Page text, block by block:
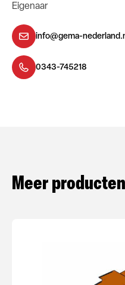
Eigenaar
info@gema-
0343-745218
Meer producten